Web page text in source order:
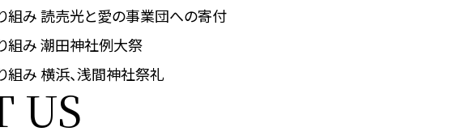
組み読売光と愛の事業団への寄付
組み潮田神社例大祭
組み 横浜、浅間神社祭礼
US